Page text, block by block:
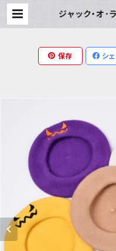
ジャック・オ
保存 シ